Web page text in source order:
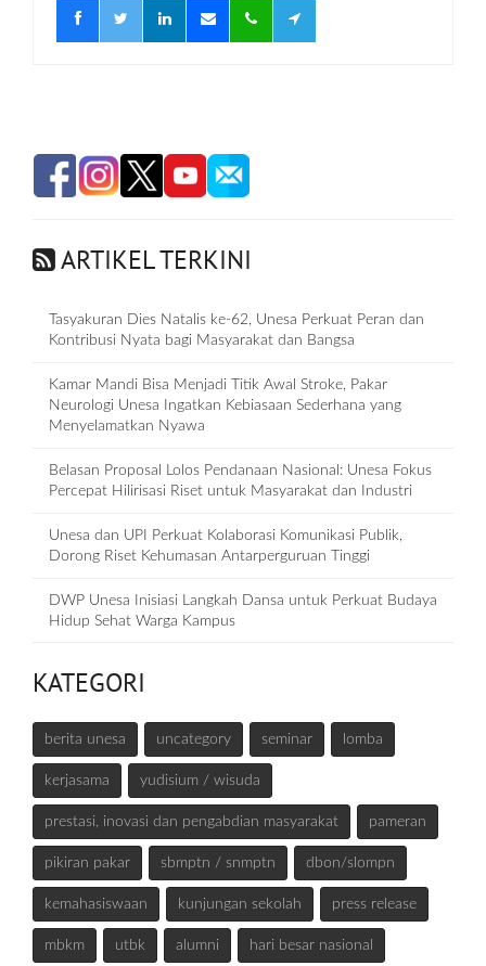
ARTIKEL TERKINI
Tasyakuran Dies Natalis ke-62, Unesa Perkuat Peran dan
Kontribusi Nyata bagi Masyarakat dan Bangsa
Kamar Mandi Bisa Menjadi Titik Awal Stroke, Pakar
Neurologi Unesa Ingatkan Kebiasaan Sederhana yang
Menyelamatkan Nyawa
Belasan Proposal Lolos Pendanaan Nasional: Unesa Fokus
Percepat Hilirisasi Riset untuk Masyarakat dan Industri
Unesa dan UPI Perkuat Kolaborasi Komunikasi Publik,
Dorong Riset Kehumasan Antarperguruan Tinggi
DWP Unesa Inisiasi Langkah Dansa untuk Perkuat Budaya
Hidup Sehat Warga Kampus
KATEGORI
berita unesa uncategory seminar lomba
kerjasama yudisium / wisuda
prestasi, inovasi dan pengabdian masyarakat pameran
pikiran pakar sbmptn / snmptn dbon/slompn
kemahasiswaan kunjungan sekolah press release
mbkm utbk alumni hari besar nasional